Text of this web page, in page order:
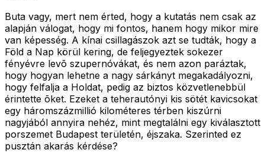
Buta vagy, mert nem érted, hogy a kutatás nem csak az
alapján válogat, hogy mi fontos, hanem hogy mikor mire
van képesség. A kínai csillagászok azt se tudták, hogy a
Föld a Nap körül kering, de feljegyeztek sokezer
fényévre levõ szupernóvákat, és nem azon paráztak,
hogy hogyan lehetne a nagy sárkányt megakadályozni,
hogy felfalja a Holdat, pedig az biztos közvetlenebbül
érintette õket. Ezeket a teherautónyi kis sötét kavicsokat
egy háromszázmillió kilométeres térben kiszúrni
nagyjából annyira nehéz, mint megtalálni egy kiválasztott
porszemet Budapest területén, éjszaka. Szerinted ez
pusztán akarás kérdése?